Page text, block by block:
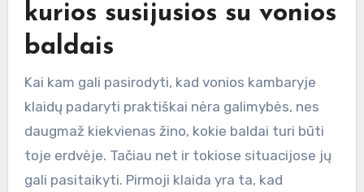
kurios susijusios su vonios
baldais
Kai kam gali pasirodyti, kad vonios kambaryje
klaidų padaryti praktiškai nėra galimybės, nes
daugmaž kiekvienas žino, kokie baldai turi būti
toje erdvėje. Tačiau net ir tokiose situacijose jų
gali pasitaikyti. Pirmoji klaida yra ta, kad